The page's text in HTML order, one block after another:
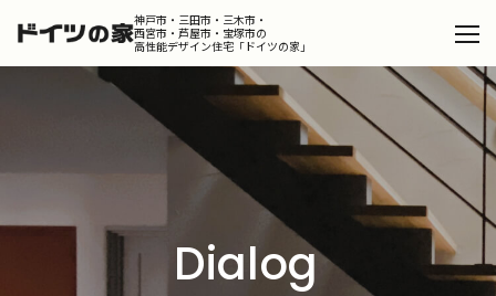
神戸市・三田市・三木市・
西宮市・芦屋市・宝塚市の
高性能デザイン住宅「ドイツの家」
Dialog